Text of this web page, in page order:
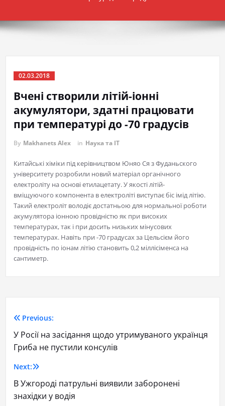
02.03.2018
Вчені створили літій-іонні
акумулятори, здатні працювати
при температурі до -70 градусів
By Makhanets Alex in Наука та IT
Китайські хіміки під керівництвом Юняо Ся з Фуданьского
університету розробили новий матеріал органічного
електроліту на основі етилацетату. У якості літій-
вміщуючого компонента в електроліті виступає біс імід літію.
Такий електроліт володіє достатньою для нормальної роботи
акумулятора іонною провідністю як при високих
температурах, так і при досить низьких мінусових
температурах. Навіть при -70 градусах за Цельсієм його
провідність по іонам літію становить 0,2 міллісіменса на
сантиметр.
Previous:
У Росії на засідання щодо утримуваного українця
Гриба не пустили консулів
Next:
В Ужгороді патрульні виявили заборонені
знахідки у водія